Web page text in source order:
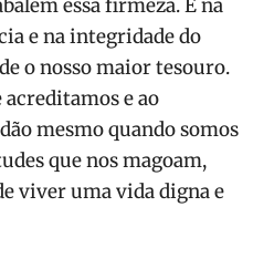
essa firmeza. É na
e na integridade do
o nosso maior tesouro.
acreditamos e ao
mesmo quando somos
que nos magoam,
viver uma vida digna e